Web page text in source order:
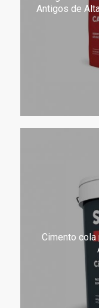
Antigos de
Cimento